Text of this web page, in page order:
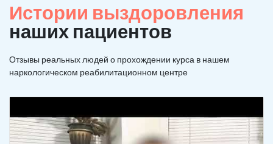
Истории выздоровления
наших пациентов
Отзывы реальных людей о прохождении курса в нашем
наркологическом реабилитационном центре